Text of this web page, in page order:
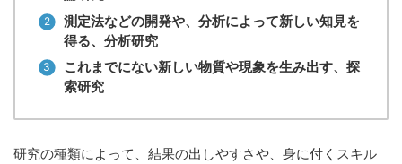
測定法などの開発や、分析によって新しい知見を
得る、分析研究
これまでにない新しい物質や現象を生み出す、探
索研究
研究の種類によって、結果の出しやすさや、身に付くスキル